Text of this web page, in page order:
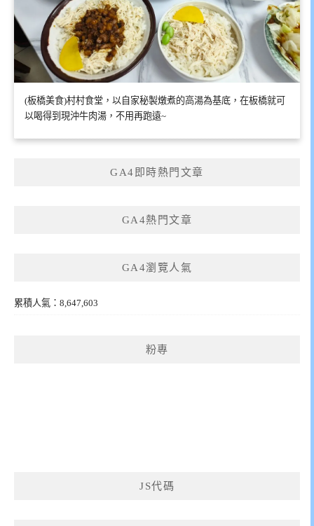
(板橋美食)村村食堂，以自家秘製燉煮的高湯為基底，在板橋就可
以喝得到現沖牛肉湯，不用再跑遠~
GA4即時熱門文章
GA4熱門文章
GA4瀏覽人氣
累積人氣：8,647,603
粉專
JS代碼